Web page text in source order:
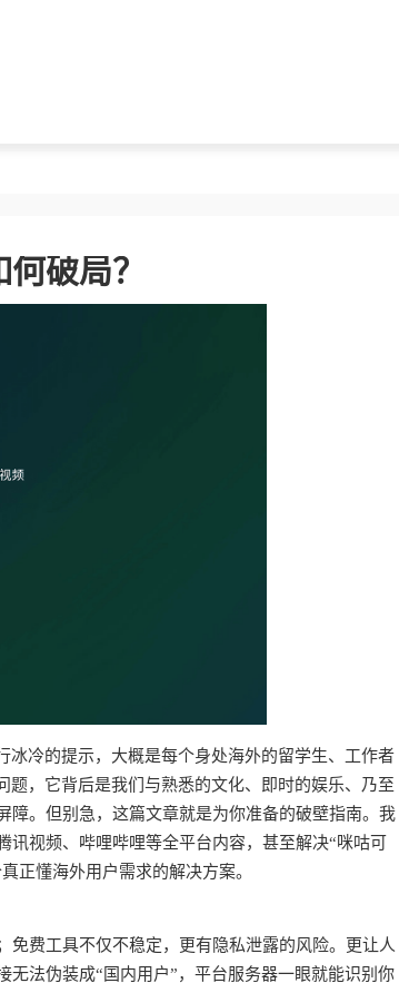
破局？
冷的提示，大概是每个身处海外的留学生、工作者
，它背后是我们与熟悉的文化、即时的娱乐、乃至
障。但别急，这篇文章就是为你准备的破壁指南。我
视频、哔哩哔哩等全平台内容，甚至解决“咪咕可
正懂海外用户需求的解决方案。
费工具不仅不稳定，更有隐私泄露的风险。更让人
法伪装成“国内用户”，平台服务器一眼就能识别你